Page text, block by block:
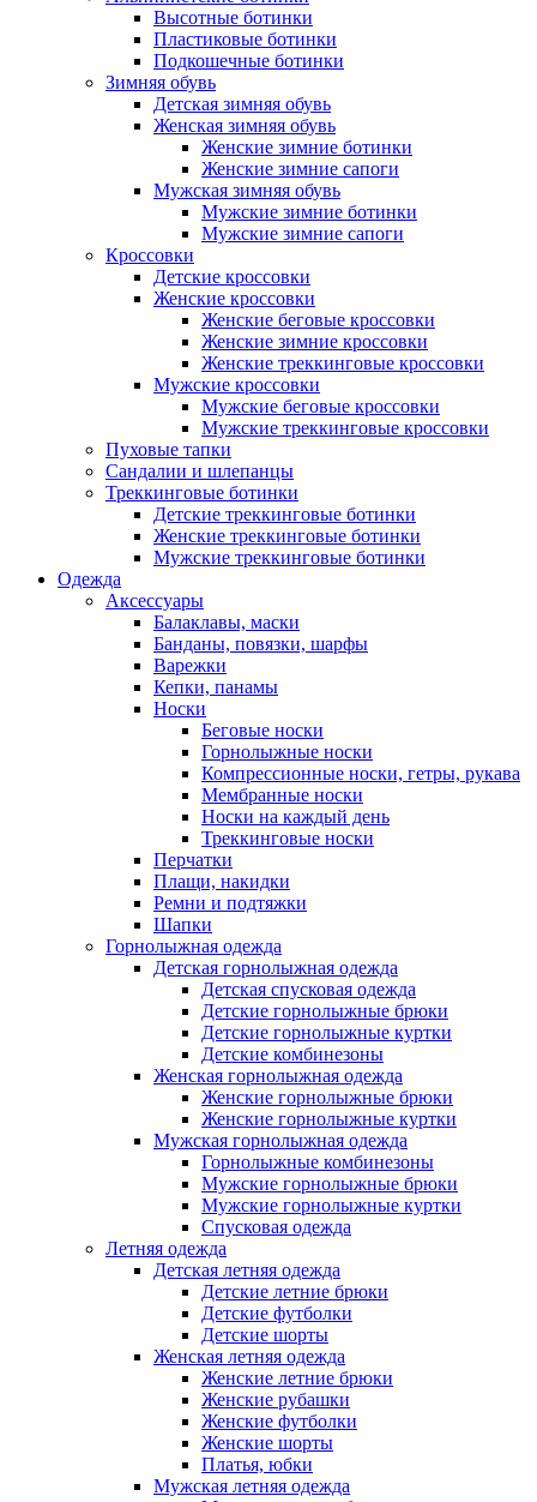
Высотные ботинки
Пластиковые ботинки
Подкошечные ботинки
Зимняя обувь
Детская зимняя обувь
Женская зимняя обувь
Женские зимние ботинки
Женские зимние сапоги
Мужская зимняя обувь
Мужские зимние ботинки
Мужские зимние сапоги
Кроссовки
Детские кроссовки
Женские кроссовки
Женские беговые кроссовки
Женские зимние кроссовки
Женские треккинговые кроссовки
Мужские кроссовки
Мужские беговые кроссовки
Мужские треккинговые кроссовки
Пуховые тапки
Сандалии и шлепанцы
Треккинговые ботинки
Детские треккинговые ботинки
Женские треккинговые ботинки
Мужские треккинговые ботинки
Одежда
Аксессуары
Балаклавы, маски
Банданы, повязки, шарфы
Варежки
Кепки, панамы
Носки
Беговые носки
Горнолыжные носки
Компрессионные носки, гетры, рукава
Мембранные носки
Носки на каждый день
Треккинговые носки
Перчатки
Плащи, накидки
Ремни и подтяжки
Шапки
Горнолыжная одежда
Детская горнолыжная одежда
Детская спусковая одежда
Детские горнолыжные брюки
Детские горнолыжные куртки
Детские комбинезоны
Женская горнолыжная одежда
Женские горнолыжные брюки
Женские горнолыжные куртки
Мужская горнолыжная одежда
Горнолыжные комбинезоны
Мужские горнолыжные брюки
Мужские горнолыжные куртки
Спусковая одежда
Летняя одежда
Детская летняя одежда
Детские летние брюки
Детские футболки
Детские шорты
Женская летняя одежда
Женские летние брюки
Женские рубашки
Женские футболки
Женские шорты
Платья, юбки
Мужская летняя одежда